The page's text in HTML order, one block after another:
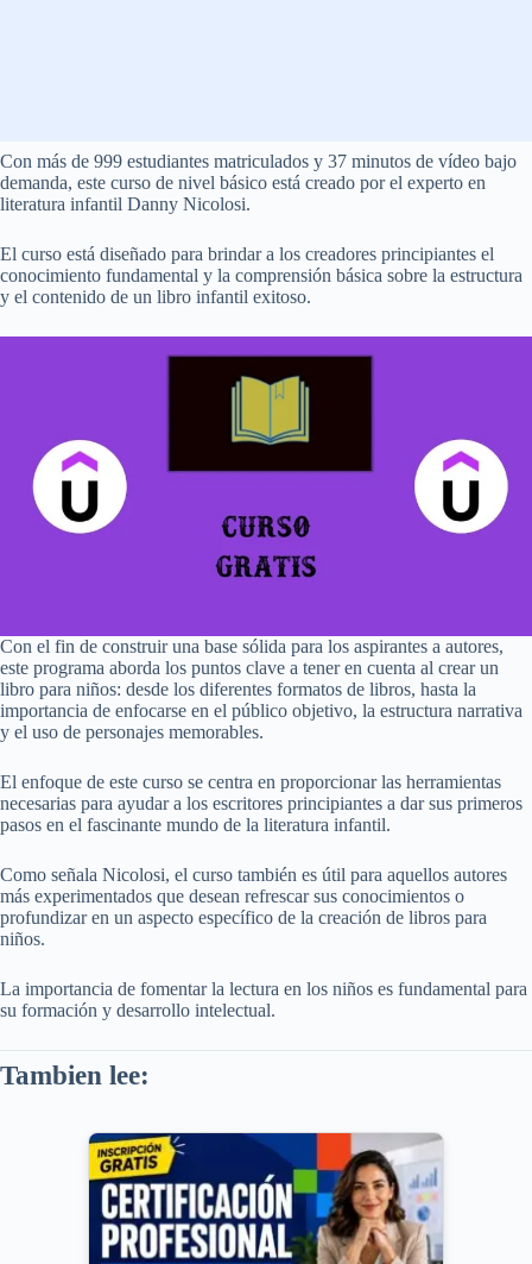
Con más de 999 estudiantes matriculados y 37 minutos de vídeo bajo
demanda, este curso de nivel básico está creado por el experto en
literatura infantil Danny Nicolosi.
El curso está diseñado para brindar a los creadores principiantes el
conocimiento fundamental y la comprensión básica sobre la estructura
y el contenido de un libro infantil exitoso.
Con el fin de construir una base sólida para los aspirantes a autores,
este programa aborda los puntos clave a tener en cuenta al crear un
libro para niños: desde los diferentes formatos de libros, hasta la
importancia de enfocarse en el público objetivo, la estructura narrativa
y el uso de personajes memorables.
El enfoque de este curso se centra en proporcionar las herramientas
necesarias para ayudar a los escritores principiantes a dar sus primeros
pasos en el fascinante mundo de la literatura infantil.
Como señala Nicolosi, el curso también es útil para aquellos autores
más experimentados que desean refrescar sus conocimientos o
profundizar en un aspecto específico de la creación de libros para
niños.
La importancia de fomentar la lectura en los niños es fundamental para
su formación y desarrollo intelectual.
Tambien lee: